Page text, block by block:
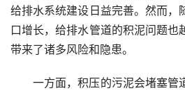
给排水系统建设日益完善。然而，
口增长，给排水管道的积泥问题也
带来了诸多风险和隐患。
一方面，积压的污泥会堵塞管